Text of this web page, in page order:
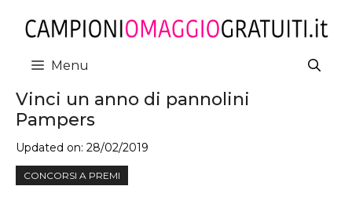
contenuto
Menu
Vinci un anno di pannolini
Pampers
Updated on: 28/02/2019
CONCORSI A PREMI